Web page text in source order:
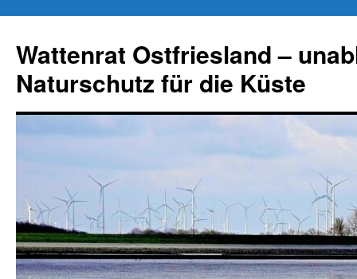
springen
Wattenrat Ostfriesland –
Naturschutz für die Küste